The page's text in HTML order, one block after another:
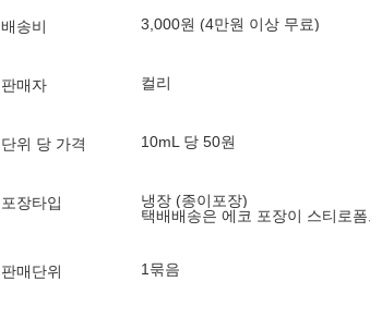
배송비 3,000원 (4만원 이상 무료)
판매자 컬리
단위 당 가격 10mL 당 50원
포장타입
냉장 (종이포장)
택배배송은 에코 포장이 스티로
판매단위 1묶음